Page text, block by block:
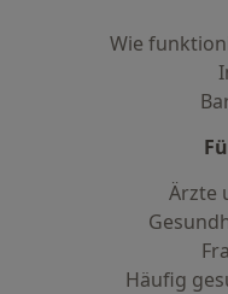
Wie
Ärzte
Häufig